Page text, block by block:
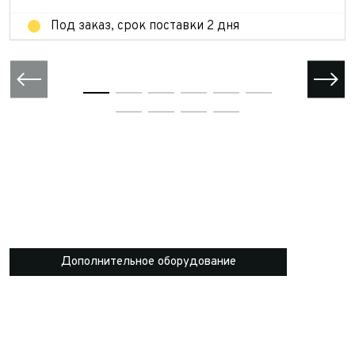
Под заказ, срок поставки 2 дня
Дополнительное оборудование